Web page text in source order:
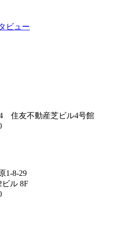
ビュー
住友不動産芝ビル4号館
1-8-29
ル 8F